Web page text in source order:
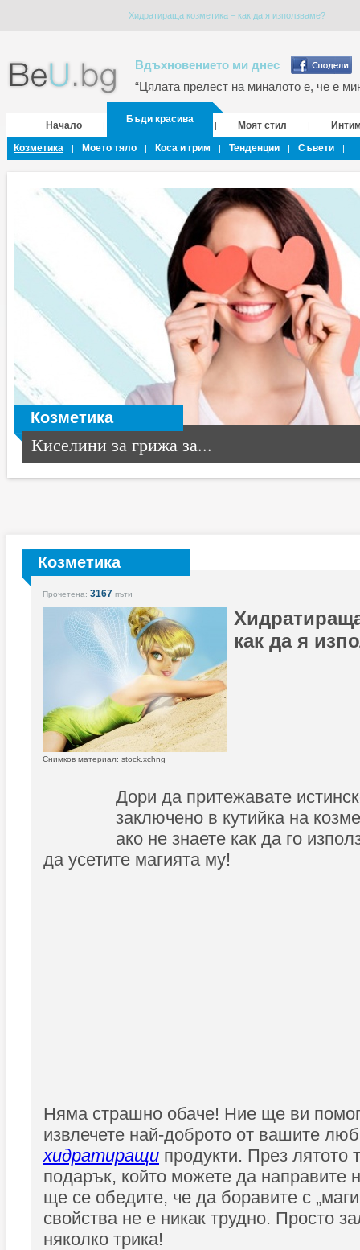
Хидратираща козметика – как да я използваме?
Вдъхновението ми днес
“Цялата прелест на миналото е, че е
Начало |
Бъди красива
| Моят стил |
Козметика
| Моето тяло | Коса и грим | Тенденции | Съвети |
Козметика
Киселини за грижа за...
Козметика
Прочетена: 3167 пъти
как да я
Снимков материал: stock.xchng
Дори да притежавате
заключено в кутийка на
ако не знаете как да го
да усетите магията му!
Няма страшно обаче! Ние ще ви
извлечете най-доброто от вашите
хидратиращи продукти. През лятото
подарък, който можете да направите
ще се обедите, че да боравите с
свойства не е никак трудно. Просто
няколко трика!